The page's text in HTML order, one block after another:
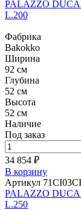
PALAZZO
L.200
Фабрика
Bakokko
Ширина
92 см
Глубина
52 см
Высота
52 см
Наличие
Под заказ
34 854 ₽
В корзину
Артикул
PALAZZO
L.250